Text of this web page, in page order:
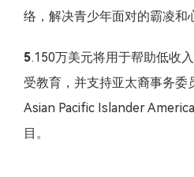
络，解决青少年面对的霸凌和
5.150万美元将用于帮助低收
受教育，并支持亚太裔事务
Asian Pacific Islander
目。